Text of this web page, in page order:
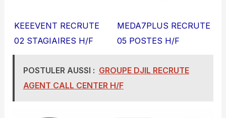
KEEEVENT RECRUTE
02 STAGIAIRES H/F
MEDA7PLUS RECRUTE
05 POSTES H/F
POSTULER AUSSI : GROUPE DJIL RECRUTE
AGENT CALL CENTER H/F